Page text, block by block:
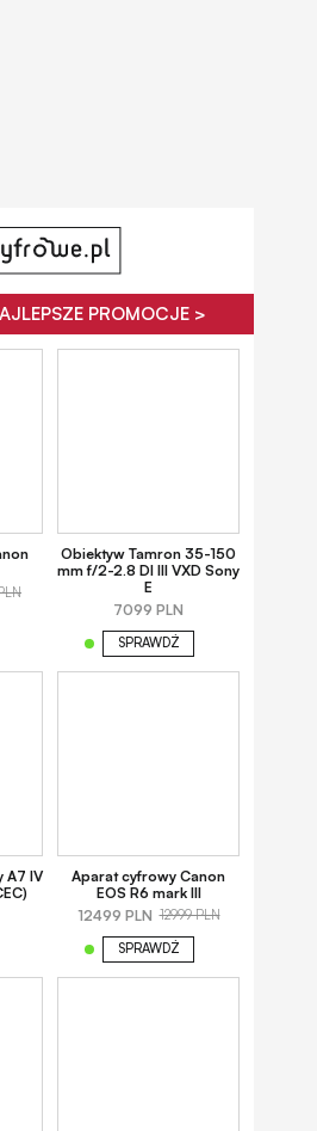
PROMOCJE >
Obiektyw Tamron 35-150
mm f/2-2.8 DI III VXD Sony
E
7099 PLN
SPRAWDŹ
A7 IV
Aparat cyfrowy Canon
EOS R6 mark III
12499 PLN 12999 PLN
SPRAWDŹ